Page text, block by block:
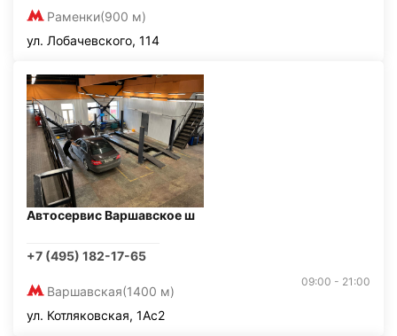
Раменки(900 м)
ул. Лобачевского, 114
Автосервис Варшавское ш
+7 (495) 182-17-65
Варшавская(1400 м)
09:00 - 21:00
ул. Котляковская, 1Ас2